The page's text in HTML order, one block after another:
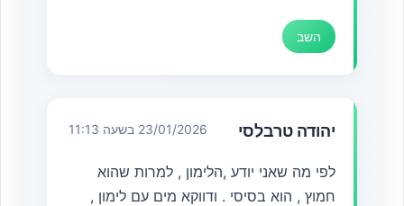
השב
יהודה טרבלסי 23/01/2026 בשעה 11:13
לפי מה שאני יודע ,הלימון , למרות שהוא
חמוץ , הוא בסיסי . ודווקא מים עם לימון ,